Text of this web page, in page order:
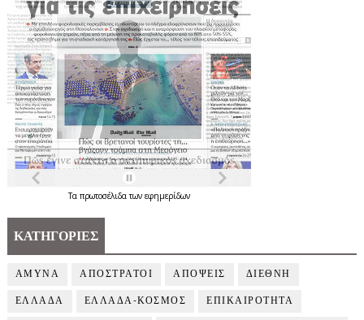
Τα πρωτοσέλιδατων εφημερίδων
ΚΑΤΗΓΟΡΙΕΣ
ΑΜΥΝΑ ΑΠΟΣΤΡΑΤΟΙ ΑΠΟΨΕΙΣ ΔΙΕΘΝΗ
ΕΛΛΑΔΑ ΕΛΛΑΔΑ-ΚΟΣΜΟΣ ΕΠΙΚΑΙΡΟΤΗΤΑ